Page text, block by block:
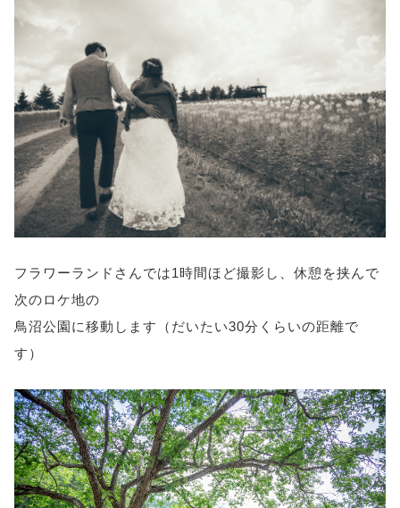
フラワーランドさんでは1時間ほど撮影し、休憩を挟んで
次のロケ地の
鳥沼公園に移動します（だいたい30分くらいの距離で
す）